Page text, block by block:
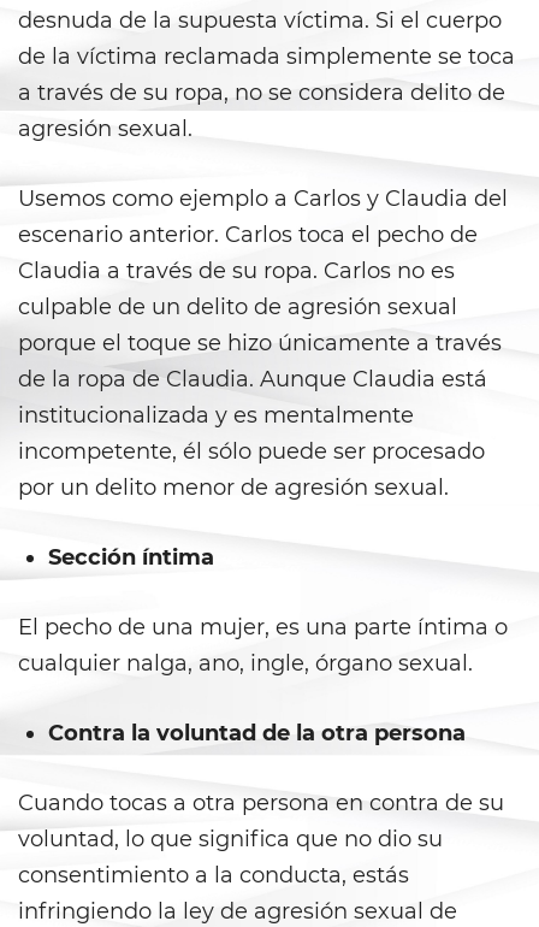
Sustracción de Menores
Venganza con Pornografía
Violación de una Orden de
Assault & Battery
Assault On A Public Official
Assault With A Deadly Weapon
Assault with Caustic Chemicals
Battery With Serious Bodily Injury
Battery On A Peace Officer
Simple Assault
Simple Battery
Domestic Violence
Child Abduction
Child Endangerment
Child Neglect
desnuda de la supuesta víctima. Si el cuerpo
de la víctima reclamada simplemente se toca
a través de su ropa, no se considera delito de
agresión sexual.
Usemos como ejemplo a Carlos y Claudia del
escenario anterior. Carlos toca el pecho de
Claudia a través de su ropa. Carlos no es
culpable de un delito de agresión sexual
porque el toque se hizo únicamente a través
de la ropa de Claudia. Aunque Claudia está
institucionalizada y es mentalmente
incompetente, él sólo puede ser procesado
por un delito menor de agresión sexual.
Sección íntima
El pecho de una mujer, es una parte íntima o
cualquier nalga, ano, ingle, órgano sexual.
Contra la voluntad de la otra persona
Cuando tocas a otra persona en contra de su
voluntad, lo que significa que no dio su
consentimiento a la conducta, estás
infringiendo la ley de agresión sexual de